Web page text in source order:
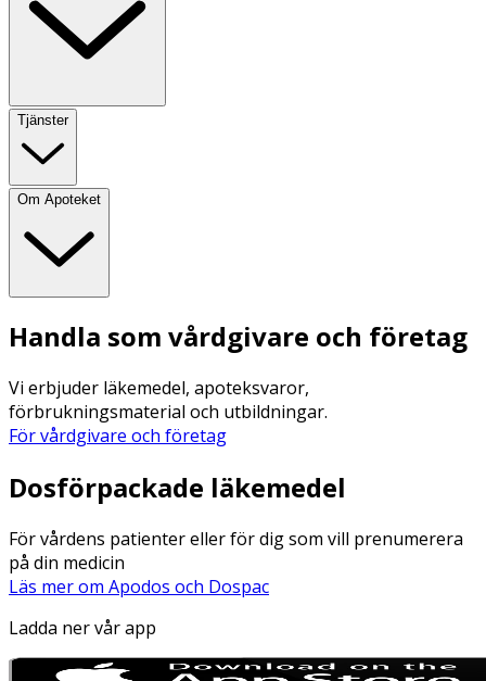
Tjänster
Om Apoteket
Handla som vårdgivare och företag
Vi erbjuder läkemedel, apoteksvaror,
förbrukningsmaterial och utbildningar.
För vårdgivare och företag
Dosförpackade läkemedel
För vårdens patienter eller för dig som vill prenumerera
på din medicin
Läs mer om Apodos och Dospac
Ladda ner vår app